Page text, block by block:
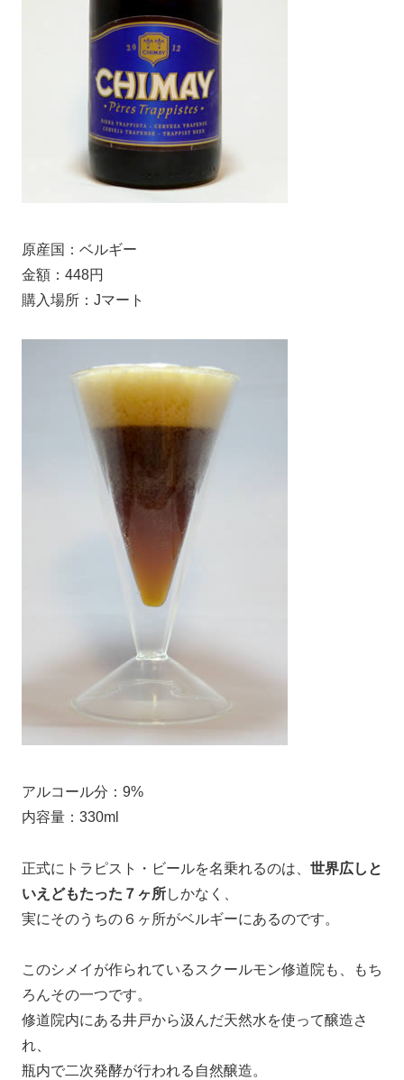
原産国：ベルギー
金額：448円
購入場所：Jマート
アルコール分：9%
内容量：330ml
正式にトラピスト・ビールを名乗れるのは、 世界広しと
いえどもたった７ヶ所しかなく、
実にそのうちの６ヶ所がベルギーにあるのです。
このシメイが作られているスクールモン修道院も、もち
ろんその一つです。
修道院内にある井戸から汲んだ天然水を使って醸造さ
れ、
瓶内で二次発酵が行われる自然醸造。